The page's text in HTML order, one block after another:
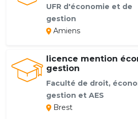
UFR d'économie et de
gestion
Amiens
licence mention
gestion
Faculté de droit,
gestion et AES
Brest